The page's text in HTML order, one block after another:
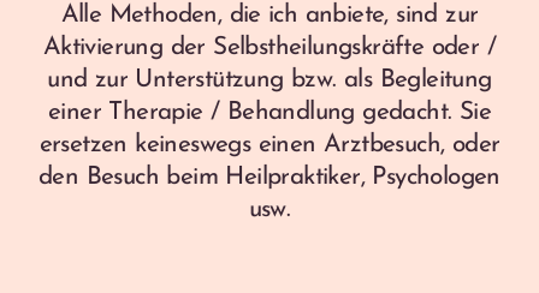
Alle Methoden, die ich anbiete, sind zur
Aktivierung der Selbstheilungskräfte oder /
und zur Unterstützung bzw. als Begleitung
einer Therapie / Behandlung gedacht. Sie
ersetzen keineswegs einen Arztbesuch, oder
den Besuch beim Heilpraktiker, Psychologen
usw.